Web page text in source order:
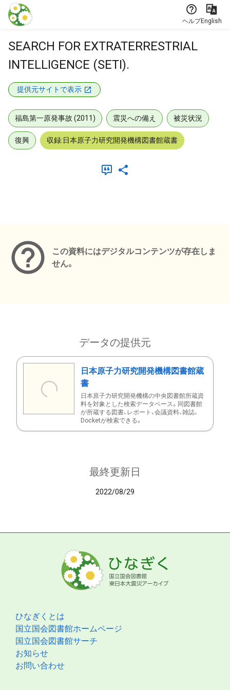
本文に飛ぶ
ヘルプEnglish
SEARCH FOR EXTRATERRESTRIAL
INTELLIGENCE (SETI).
提供元サイトで表示
福島第一原発事故 (2011) 震災への備え 被災状況
復興 収録:日本原子力研究開発機構図書館蔵書
この資料にはデジタルコンテンツが存在しま
せん。
データの提供元
日本原子力研究開発機構図書館蔵
書
日本原子力研究開発機構の中央図書館所蔵資
料を対象とした検索データベース。同図書館
が所蔵する図書、レポート、会議資料、雑誌、
Docketが検索できる。
最終更新日
2022/08/29
ひなぎくとは
国立国会図書館ホームページ
国立国会図書館サーチ
お知らせ
お問い合わせ